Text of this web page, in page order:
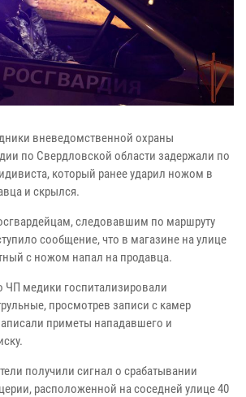
вневедомственной охраны
по Свердловской области задержали по
который ранее ударил ножом в
и скрылся.
следовавшим по маршруту
сообщение, что в магазине на улице
с ножом напал на продавца.
медики госпитализировали
просмотрев записи с камер
приметы нападавшего и
получили сигнал о срабатывании
расположенной на соседней улице 40